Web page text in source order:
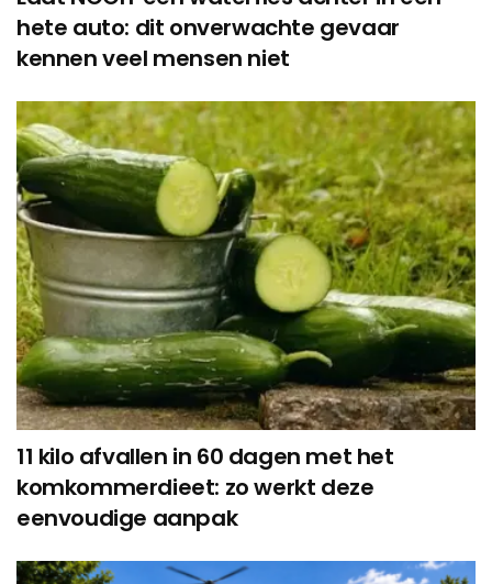
hete auto: dit onverwachte gevaar
kennen veel mensen niet
11 kilo afvallen in 60 dagen met het
komkommerdieet: zo werkt deze
eenvoudige aanpak